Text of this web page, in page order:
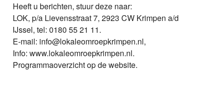
Heeft u berichten, stuur deze naar:
LOK, p/a Lievensstraat 7, 2923 CW Krimpen a/d
IJssel, tel: 0180 55 21 11.
E-mail: info@lokaleomroepkrimpen.nl,
Info: www.lokaleomroepkrimpen.nl.
Programmaoverzicht op de website.